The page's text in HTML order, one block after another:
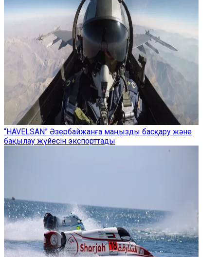
“HAVELSAN” Әзербайжанға маңызды басқару және
бақылау жүйесін экспорттады